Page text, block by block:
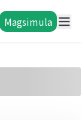
Magsimula